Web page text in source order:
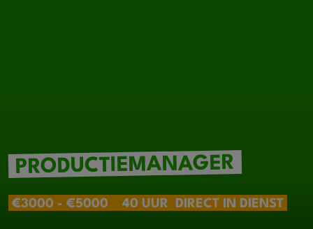
PRODUCTIEMANAGER
€3000 - €5000 40 UUR DIRECT IN DIENST